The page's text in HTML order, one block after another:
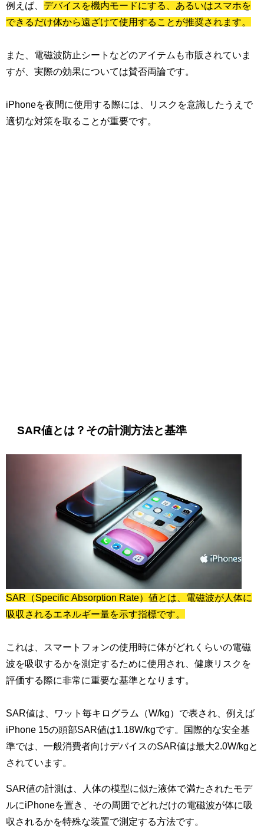
例えば、 デバイスを機内モードにする、あるいはスマホを
できるだけ体から遠ざけて使用することが推奨されます。
また、電磁波防止シートなどのアイテムも市販されていま
すが、実際の効果については賛否両論です。
iPhoneを夜間に使用する際には、リスクを意識したうえで
適切な対策を取ることが重要です。
SAR値とは？その計測方法と基準
SAR（Specific Absorption Rate）値とは、電磁波が人体に
吸収されるエネルギー量を示す指標です。
これは、スマートフォンの使用時に体がどれくらいの電磁
波を吸収するかを測定するために使用され、健康リスクを
評価する際に非常に重要な基準となります。
SAR値は、ワット毎キログラム（W/kg）で表され、例えば
iPhone 15の頭部SAR値は1.18W/kgです。国際的な安全基
準では、一般消費者向けデバイスのSAR値は最大2.0W/kgと
されています。
SAR値の計測は、人体の模型に似た液体で満たされたモデ
ルにiPhoneを置き、その周囲でどれだけの電磁波が体に吸
収されるかを特殊な装置で測定する方法です。